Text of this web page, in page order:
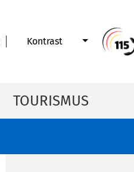
Kontrast
TOURISMUS